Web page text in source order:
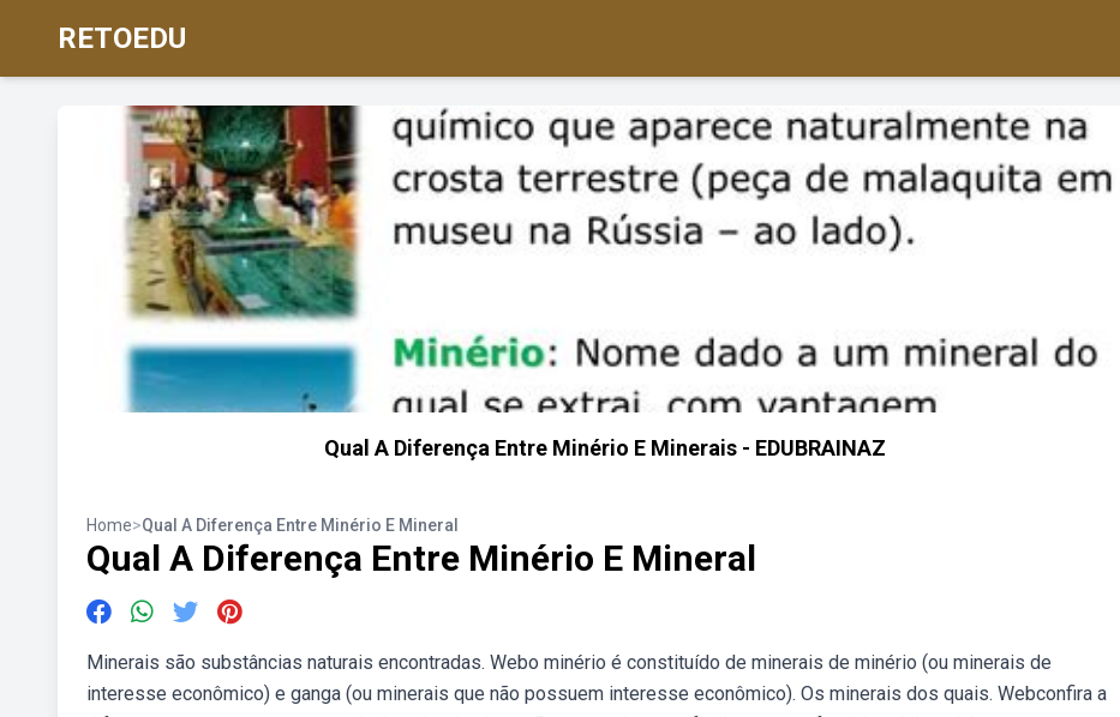
RETOEDU
Qual A Diferença Entre Minério E Minerais - EDUBRAINAZ
Home>Qual A Diferença Entre Minério E Mineral
Qual A Diferença Entre Minério E Mineral
Minerais são substâncias naturais encontradas. Webo minério é constituído de minerais de minério (ou minerais de
interesse econômico) e ganga (ou minerais que não possuem interesse econômico). Os minerais dos quais. Webconfira a